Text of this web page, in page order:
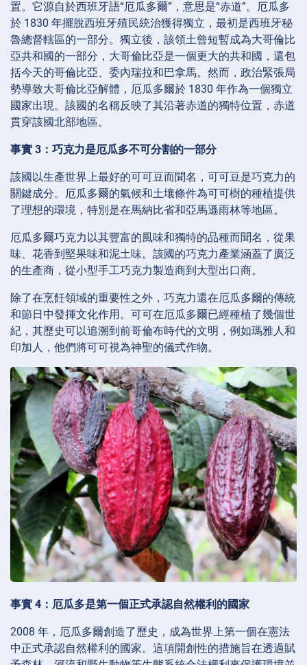
置。它源自於西班牙語“厄瓜多爾”，意思是“赤道”。厄瓜多
於 1830 年擺脫西班牙殖民統治獲得獨立，最初是西班牙秘
魯總督轄區的一部分。獨立後，該領土曾短暫成為大哥倫比
亞共和國的一部分，大哥倫比亞是一個更大的共和國，還包
括今天的哥倫比亞、委內瑞拉和巴拿馬。然而，政治緊張局
勢導致大哥倫比亞解體，厄瓜多爾於 1830 年作為一個獨立
國家出現。該國的名稱反映了其沿著赤道的獨特位置，赤道
貫穿該國北部地區。
事實 3：巧克力是厄瓜多不可分割的一部分
該國以生產世界上最好的可可豆而聞名，可可豆是巧克力的
關鍵成分。厄瓜多爾的氣候和土壤條件為可可樹的種植提供
了理想的環境，特別是在馬納比省和亞馬遜雨林等地區。
厄瓜多爾巧克力以其豐富的風味和獨特的品種而聞名，從果
味、花香到堅果味和泥土味。該國的巧克力產業涵蓋了廣泛
的生產商，從小型手工巧克力製造商到大型出口商。
除了在烹飪領域的重要性之外，巧克力還在厄瓜多爾的傳統
和節日中發揮文化作用。可可在厄瓜多爾已經種植了幾個世
紀，其歷史可以追溯到前哥倫布時代的文明，例如瑪雅人和
印加人，他們將可可視為神聖的儀式作物。
事實 4：厄瓜多是第一個正式承認自然權利的國家
2008 年，厄瓜多爾創造了歷史，成為世界上第一個在憲法
中正式承認自然權利的國家。這項開創性的措施旨在透過賦